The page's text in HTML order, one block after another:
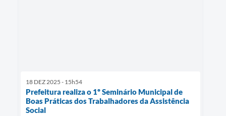
18 DEZ 2025 - 15h54
Prefeitura realiza o 1º Seminário Municipal de
Boas Práticas dos Trabalhadores da Assistência
Social